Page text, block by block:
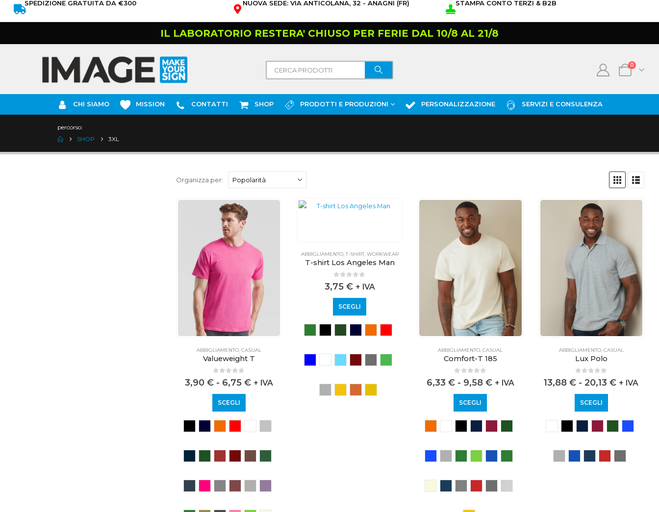
SPEDIZIONE GRATUITA DA €300 NUOVA SEDE: VIA ANTICOLANA, 32 - ANAGNI (FR) STAMPA CONTO TERZI & B2B
IL LABORATORIO RESTERA' CHIUSO PER FERIE DAL 10/8 AL 21/8
0
CHI SIAMO MISSION CONTATTI SHOP PRODOTTI E PRODUZIONI PERSONALIZZAZIONE SERVIZI E CONSULENZA
percorso:
SHOP
3XL
Organizza per:
ABBIGLIAMENTO, CASUAL
Valueweight T
0 out of 5
3,90 € - 6,75 € + IVA
SCEGLI
ABBIGLIAMENTO,T-SHIRT, WORKWEAR
T-shirt Los Angeles Man
0 out of 5
3,75 € + IVA
SCEGLI
ABBIGLIAMENTO,CASUAL
Comfort-T 185
out of 5
6,33 € - 9,58 € + IVA
SCEGLI
ABBIGLIAMENTO, CASUAL
Lux Polo
0 out of 5
13,88€ - 20,13€ + IVA
SCEGLI